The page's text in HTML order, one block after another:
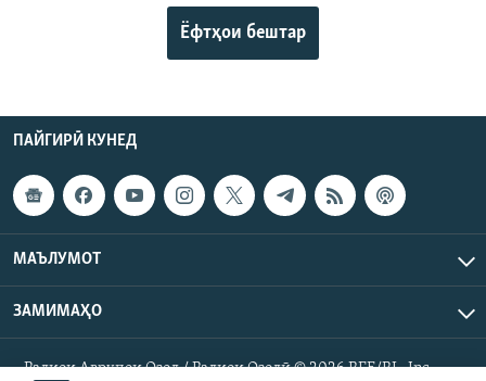
Ёфтҳои бештар
ПАЙГИРӢ КУНЕД
МАЪЛУМОТ
ЗАМИМАҲО
Радиои Аврупои Озод / Радиои Озодӣ © 2026 RFE/RL. Inc.